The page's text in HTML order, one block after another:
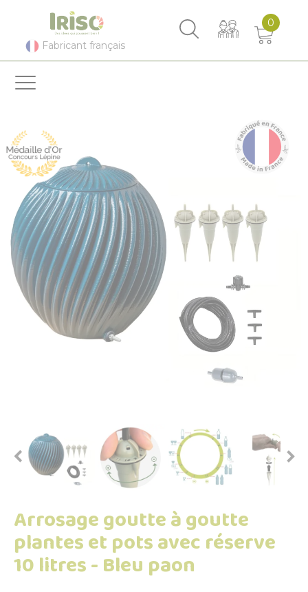
Fabricant français
0
 
Arrosage goutte à goutte
plantes et pots avec réserve
10 litres - Bleu paon
Panneau de gestion des cookies